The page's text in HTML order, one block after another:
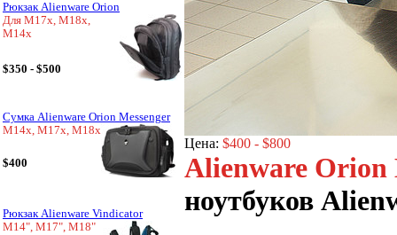
Рюкзак Alienware Orion
Для M17x, M18x,
M14x
$350 - $500
Сумка Alienware Orion Messenger
M14x, M17x, M18x
$400
Рюкзак Alienware Vindicator
M14", M17", M18"
Цена: $400 - $800
Alienware Orion
ноутбуков